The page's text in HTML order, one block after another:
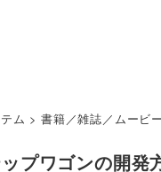
ム >書籍／雑誌／ムービー
プワゴンの開発